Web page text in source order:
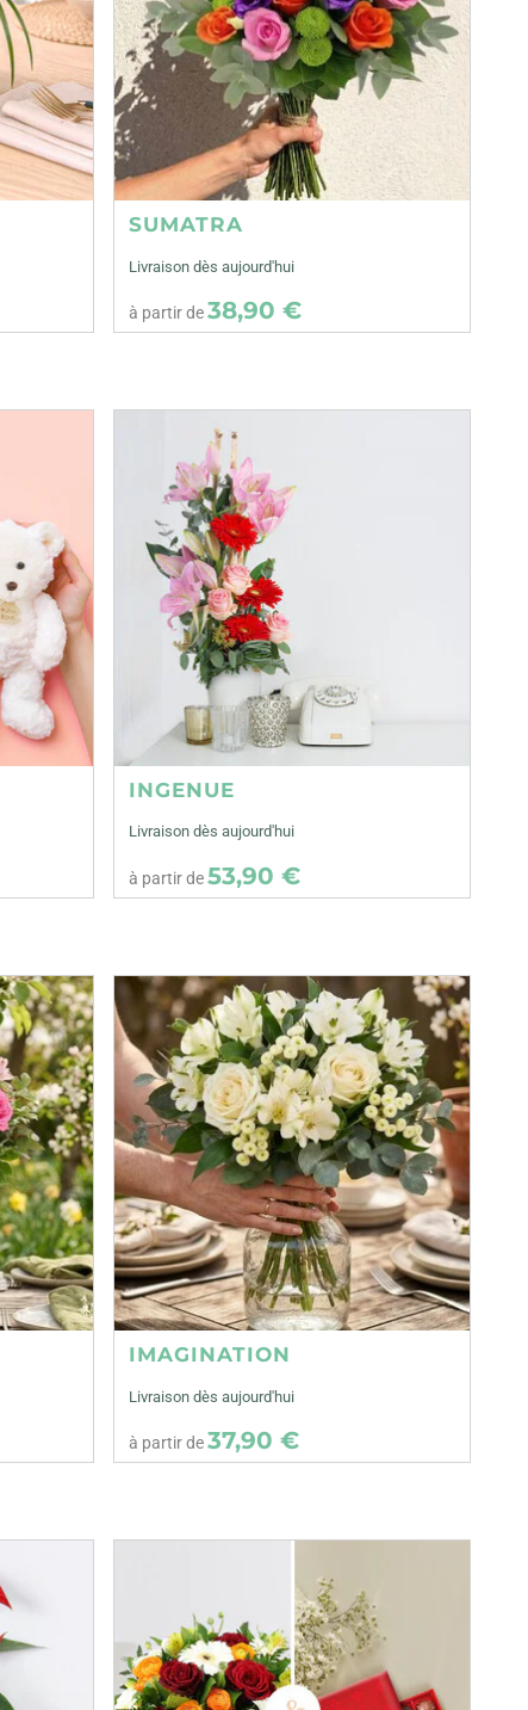
SUMATRA
Livraison dès aujourd'hui
à partir de38,90 €
INGENUE
Livraison dès aujourd'hui
à partir de53,90 €
IMAGINATION
Livraison dès aujourd'hui
à partir de37,90 €